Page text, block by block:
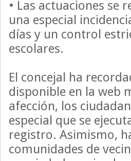
• Las actuaciones
una especial
días y un control
escolares.
El concejal ha
disponible en la web
afección, los
especial que se
registro. Asimismo,
comunidades de